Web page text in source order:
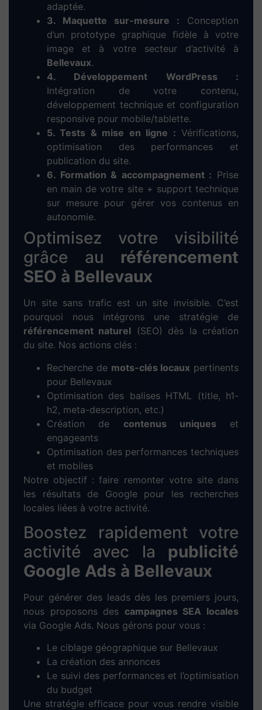
adaptée.
3. Maquette sur-mesure : Conception
d’un prototype graphique fidèle à votre
image et à votre secteur d’activité à
Bellevaux.
4. Développement WordPress :
Intégration de votre contenu,
développement technique et configuration
responsive pour mobile/tablette.
5. Tests & mise en ligne : Vérifications,
optimisation des performances et
publication du site.
6. Formation & accompagnement : Prise
en main de votre site + support technique
sur mesure pour gérer vos contenus en
autonomie.
Optimisez votre visibilité
grâce au référencement
SEO à Bellevaux
Un site sans trafic est un site invisible. C’est
pourquoi nous intégrons une stratégie de
référencement naturel (SEO) dès la création
du site. Nos actions clés :
Recherche de mots-clés locaux pertinents
pour Bellevaux
Optimisation des balises HTML (title, h1-
h2, meta-description, etc.)
Création de contenus uniqueset
engageants
Optimisation des performances techniques
et mobiles
Notre objectif : faire remonter votre site dans
les résultats de Google pour les recherches
locales liées à votre activité.
Boostez rapidement votre
activité avec la publicité
Google Ads à Bellevaux
Pour générer des leads dès les premiers jours,
nous proposons des campagnes SEA locales
via Google Ads. Nous gérons pour vous :
Le ciblage géographique sur Bellevaux
La création des annonces
Le suivi des performances et l’optimisation
du budget
Une stratégie efficace pour vous rendre visible